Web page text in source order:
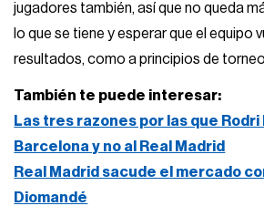
jugadores también, así que no queda
lo que se tiene y esperar que el equipo
resultados, como a principios de
También te puede interesar:
Las tres razones por las que Rodri
Barcelona y no al Real Madrid
Real Madrid sacude el mercado
Diomandé